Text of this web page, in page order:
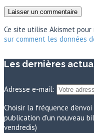
Ce site utilise Akismet
sur comment les données
Les dernières
Adresse e-mail:
Choisir la fréquence d'envoi
publication d'un nouveau
vendredis)